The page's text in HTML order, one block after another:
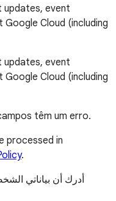
updates, event
Cloud (including
updates, event
Cloud (including
têm um erro.
processed in
.
أدرك أن بياناتي